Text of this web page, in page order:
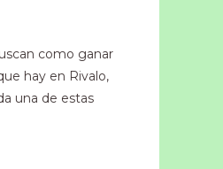
como ganar
hay en Rivalo,
una de estas